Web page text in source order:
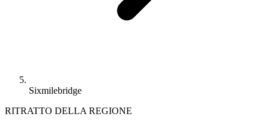
Sixmilebridge
RITRATTO DELLA REGIONE